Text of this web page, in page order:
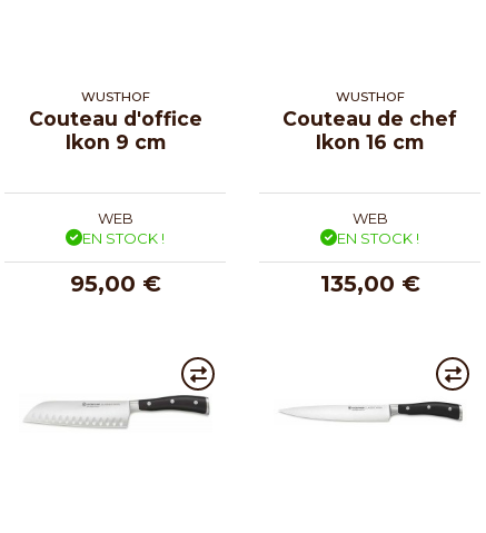
WUSTHOF
Couteau d'office
Ikon 9 cm
WEB
EN STOCK !
95,00 €
WUSTHOF
Couteau de chef
Ikon 16 cm
WEB
EN STOCK !
135,00 €